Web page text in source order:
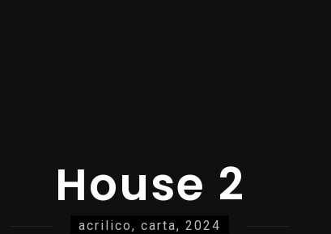
House 2
acrilico, carta, 2024